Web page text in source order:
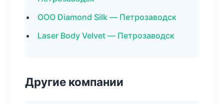
ООО Diamond Silk — Петрозаводск
Laser Body Velvet — Петрозаводск
Другие компании